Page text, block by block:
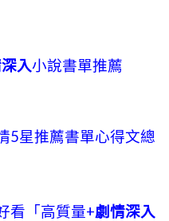
入小說書單推薦
5星推薦書單心得文總
看「高質量+劇情深入